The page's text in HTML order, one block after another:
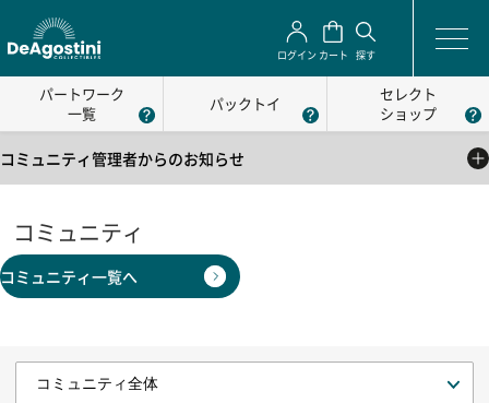
ログイン カート 探す
パートワーク
一覧
パックトイ
セレクト
ショップ
コミュニティ管理者からのお知らせ
公式コミュニティの利用方法について
2025/05/01
公式コミュニティの利用規約
コミュニティ
コミュニティ一覧へ